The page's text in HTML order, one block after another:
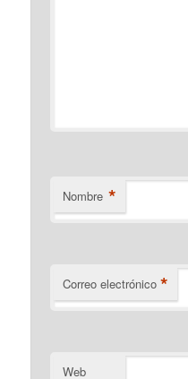
Nombre *
Correo electrónico *
Web